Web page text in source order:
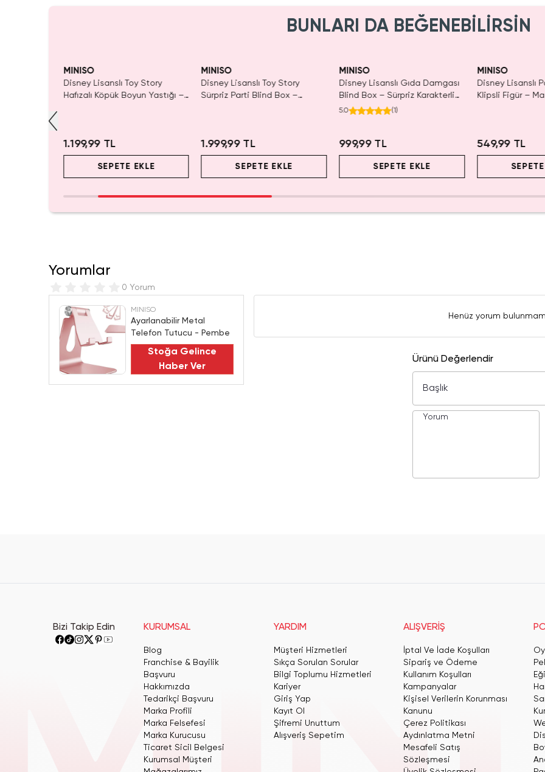
BUNLARI DA BEĞENEBİLİRSİN
MINISO
Disney Lisanslı Toy Story
Hafızalı Köpük Boyun Yastığı –
1.199,99 TL
SEPETE EKLE
MINISO
Disney Lisanslı Toy Story
Sürpriz Parti Blind Box –
1.999,99 TL
SEPETE EKLE
MINISO
Disney Lisanslı Gıda Damgası
Blind Box – Sürpriz Karakterli
Eğlenceli Sunum
5.0 (1)
999,99 TL
SEPETE EKLE
MINISO
Disney Lisanslı
Klipsli Figür –
549,99 TL
Yorumlar
0 Yorum
MINISO
Ayarlanabilir Metal
Telefon Tutucu - Pembe
Stoğa Gelince
Haber Ver
Henüz yorum
Ürünü Değerlendir
Bizi Takip Edin KURUMSAL
Blog
Franchise & Bayilik
Başvuru
Hakkımızda
Tedarikçi Başvuru
Marka Profili
Marka Felsefesi
Marka Kurucusu
Ticaret Sicil Belgesi
Kurumsal Müşteri
YARDIM
Müşteri Hizmetleri
Sıkça Sorulan Sorular
Bilgi Toplumu Hizmetleri
Kariyer
Giriş Yap
Kayıt Ol
Şifremi Unuttum
Alışveriş Sepetim
ALIŞVERİŞ
İptal Ve İade Koşulları
Sipariş ve Ödeme
Kullanım Koşulları
Kampanyalar
Kişisel Verilerin Korunması
Kanunu
Çerez Politikası
Aydınlatma Metni
Mesafeli Satış
Sözleşmesi